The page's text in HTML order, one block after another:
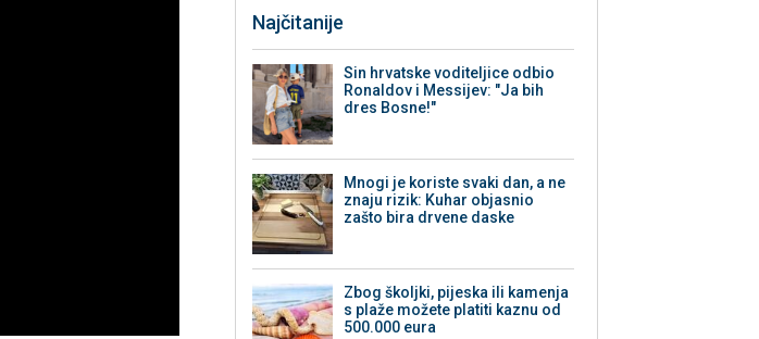
Najčitanije
Sin hrvatske voditeljice odbio
Ronaldov i Messijev: "Ja bih
dres Bosne!"
Mnogi je koriste svaki dan, a ne
znaju rizik: Kuhar objasnio
zašto bira drvene daske
Zbog školjki, pijeska ili kamenja
s plaže možete platiti kaznu od
500.000 eura